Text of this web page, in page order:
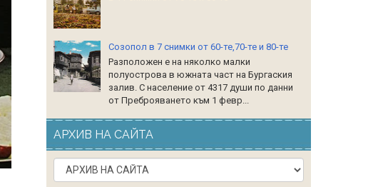
Созопол в 7 снимки от 60-те,70-те и 80-те
Разположен е на няколко малки
полуострова в южната част на Бургаския
залив. С население от 4317 души по данни
от Преброяването към 1 февр...
АРХИВ НА САЙТА